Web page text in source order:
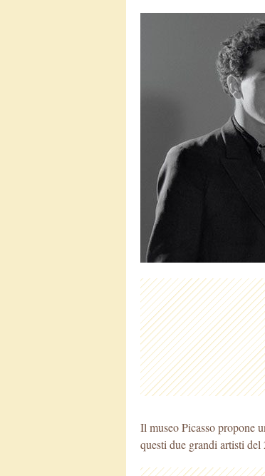
Il museo Picasso propone
questi due grandi artisti del